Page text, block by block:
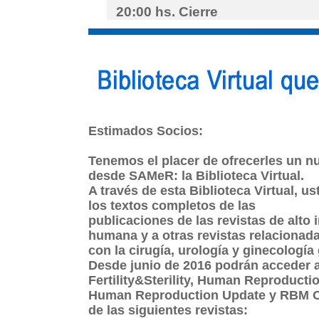
20:00 hs. Cierre
Estimados Socios:
Tenemos el placer de ofrecerles un
desde SAMeR: la Biblioteca Virtual.
A través de esta Biblioteca Virtual,
los textos completos de las
publicaciones de las revistas de alto
humana y a otras revistas
con la cirugía, urología y ginecología
Desde junio de 2016 podrán
Fertility&Sterility, Human
Human Reproduction Update y
de las siguientes revistas: